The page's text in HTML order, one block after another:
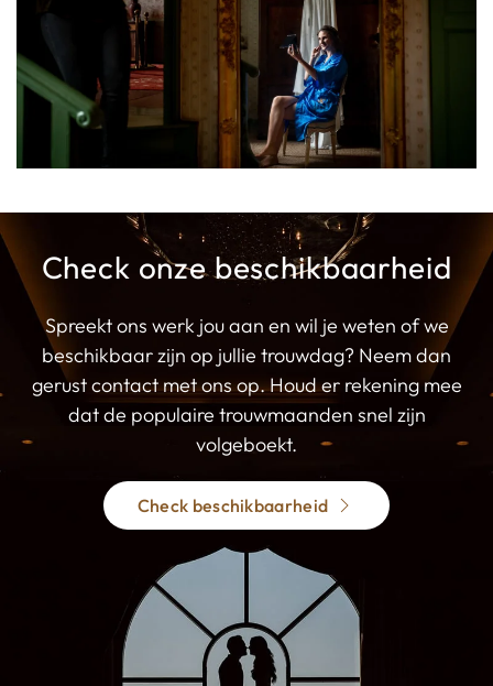
Check onze beschikbaarheid
Spreekt ons werk jou aan en wil je weten of we
beschikbaar zijn op jullie trouwdag? Neem dan
gerust contact met ons op. Houd er rekening mee
dat de populaire trouwmaanden snel zijn
volgeboekt.
Check beschikbaarheid